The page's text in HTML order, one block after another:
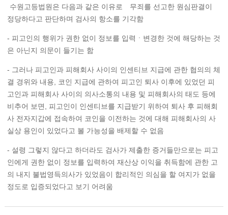
수원고등법원은 다음과 같은 이유로
무죄를 선고한 원심판결이
정당하다고 판단하며 검사의 항소를 기각함
- 피고인의 행위가 권한 없이 정보를 입력ㆍ변경한 것에 해당하는 것
은 아닌지 의문이 들기는 함
- 그러나 피고인과 피해회사 사이의 인센티브 지급에 관한 협의의 체
결 경위와 내용, 코인 지급에 관하여 피고인 퇴사 이후에 있었던 피
고인과 피해회사 사이의 의사소통의 내용 및 피해회사의 태도 등에
비추어 보면, 피고인이 인센티브를 지급받기 위하여 퇴사 후 피해회
사 전자지갑에 접속하여 코인을 이전하는 것에 대해 피해회사의 사
실상 용인이 있었다고 볼 가능성을 배제할 수 없음
- 설령 그렇지 않다고 하더라도 검사가 제출한 증거들만으로는 피고
인에게 권한 없이 정보를 입력하여 재산상 이익을 취득함에 관한 고
의 내지 불법영득의사가 있었음이 합리적인 의심을 할 여지가 없을
정도로 입증되었다고 보기 어려움